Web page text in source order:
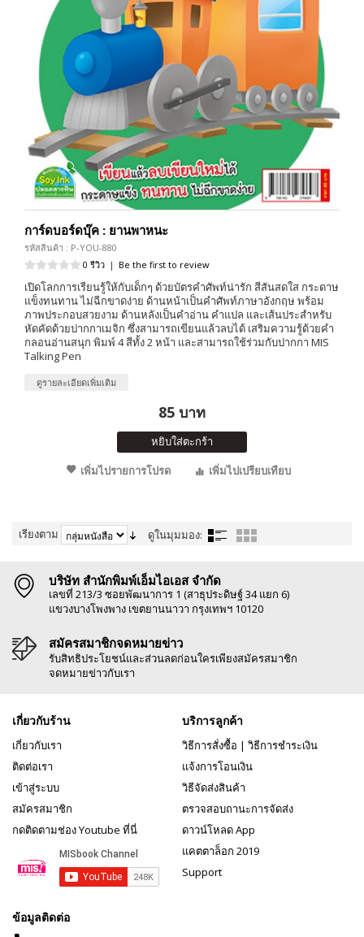
การ์ดบอร์ดบุ๊ค : ยานพาหนะ
รหัสสินค้า : P-YOU-880
0 รีวิว | Be the first to review
เปิดโลกการเรียนรู้ให้กับเด็กๆ ด้วยบัตรคำศัพท์น่ารัก สีสันสดใส กระดาษ
แข็งทนทาน ไม่ฉีกขาดง่าย ด้านหน้าเป็นคำศัพท์ภาษาอังกฤษ พร้อม
ภาพประกอบสวยงาม ด้านหลังเป็นคำอ่าน คำแปล และเส้นประสำหรับ
หัดคัดด้วยปากกาเมจิก ซึ่งสามารถเขียนแล้วลบได้ เสริมความรู้ด้วยคำ
กลอนอ่านสนุก พิมพ์ 4 สีทั้ง 2 หน้า และสามารถใช้ร่วมกับปากกา MIS
Talking Pen
ดูรายละเอียดเพิ่มเติม
85 บาท
หยิบใส่ตะกร้า
เพิ่มไปรายการโปรด
เพิ่มไปเปรียบเทียบ
เรียงตาม ดูในมุมมอง:
บริษัท สำนักพิมพ์เอ็มไอเอส จำกัด
เลขที่ 213/3 ซอยพัฒนาการ 1 (สาธุประดิษฐ์ 34 แยก 6)
แขวงบางโพงพาง เขตยานนาวา กรุงเทพฯ 10120
สมัครสมาชิกจดหมายข่าว
รับสิทธิประโยชน์และส่วนลดก่อนใครเพียงสมัครสมาชิก
จดหมายข่าวกับเรา
เกี่ยวกับร้าน
เกี่ยวกับเรา
ติดต่อเรา
เข้าสู่ระบบ
สมัครสมาชิก
กดติดตามช่อง Youtube ที่นี่
บริการลูกค้า
วิธีการสั่งซื้อ | วิธีการชำระเงิน
แจ้งการโอนเงิน
วิธีจัดส่งสินค้า
ตรวจสอบถานะการจัดส่ง
ดาวน์โหลด App
แคตตาล็อก 2019
Support
ข้อมูลติดต่อ